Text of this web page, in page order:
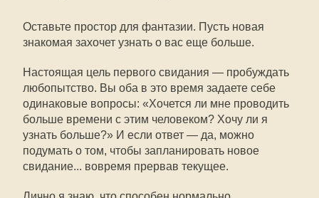
Оставьте простор для фантазии. Пусть новая
знакомая захочет узнать о вас еще больше.
Настоящая цель первого свидания — пробуждать
любопытство. Вы оба в это время задаете себе
одинаковые вопросы: «Хочется ли мне проводить
больше времени с этим человеком? Хочу ли я
узнать больше?» И если ответ — да, можно
подумать о том, чтобы запланировать новое
свидание... вовремя прервав текущее.